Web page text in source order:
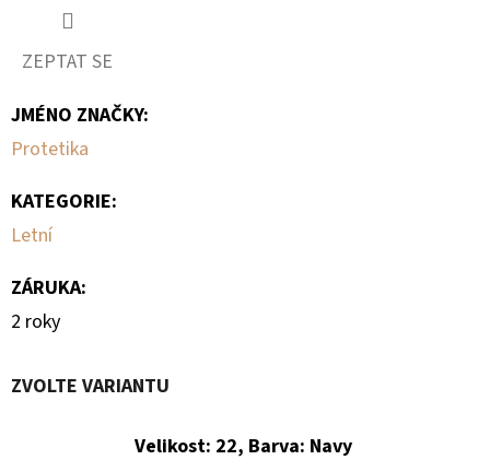
ZEPTAT SE
JMÉNO ZNAČKY:
Protetika
KATEGORIE:
Letní
ZÁRUKA:
2 roky
ZVOLTE VARIANTU
Velikost: 22, Barva: Navy